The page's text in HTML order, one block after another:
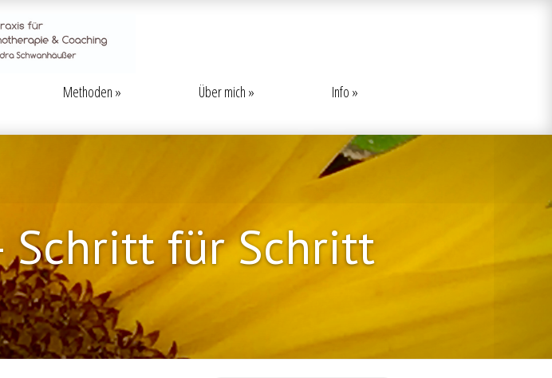
Methoden Über mich Info
Schritt für Schritt